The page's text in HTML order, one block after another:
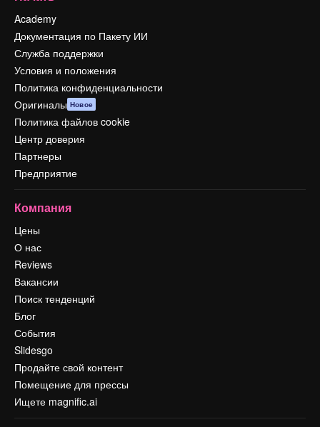
Academy
Документация по Пакету ИИ
Служба поддержки
Условия и положения
Политика конфиденциальности
Оригиналы Новое
Политика файлов cookie
Центр доверия
Партнеры
Предприятие
Компания
Цены
О нас
Reviews
Вакансии
Поиск тенденций
Блог
События
Slidesgo
Продайте свой контент
Помещение для прессы
Ищете magnific.ai